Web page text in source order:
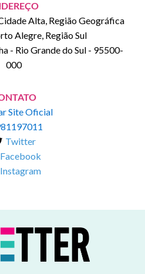
Alta, Região Geográfica
Alegre, Região Sul
- Rio Grande do Sul - 95500-
000
Site Oficial
Twitter
Facebook
Instagram